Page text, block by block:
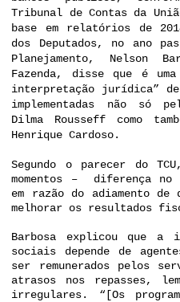
Tribunal de Contas da
base em relatórios de
dos Deputados, no ano
Planejamento, Nelson
Fazenda, disse que é
interpretação jurídica” de
implementadas não só
Dilma Rousseff como
Henrique Cardoso.
Segundo o parecer do
momentos – diferença
em razão do adiamento
melhorar os resultados
Barbosa explicou que a
sociais depende de
ser remunerados pelos
atrasos nos repasses,
irregulares. “[Os